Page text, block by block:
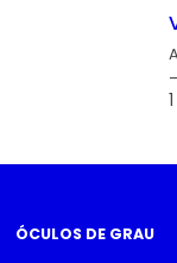
ÓCULOS DE GRAU